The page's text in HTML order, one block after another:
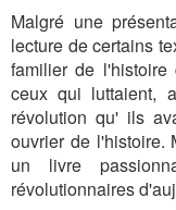
Malgré une
lecture de certains
familier de
ceux qui luttaient,
révolution qu' ils
ouvrier de l'histoire.
un livre
révolutionnaires